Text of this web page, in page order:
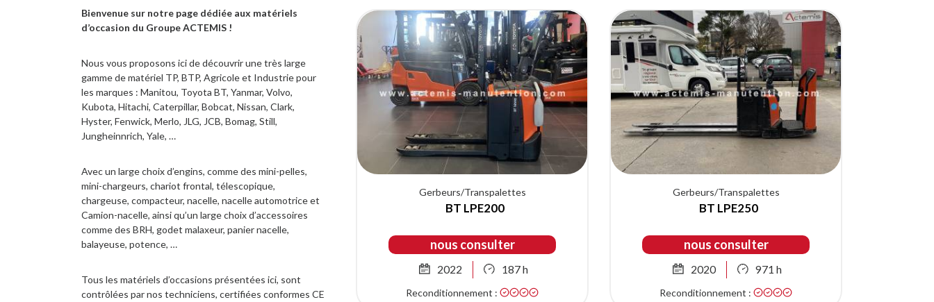
Bienvenue sur notre page dédiée aux matériels
d’occasion du Groupe ACTEMIS !
Nous vous proposons ici de découvrir une très large
gamme de matériel TP, BTP, Agricole et Industrie pour
les marques : Manitou, Toyota BT, Yanmar, Volvo,
Kubota, Hitachi, Caterpillar, Bobcat, Nissan, Clark,
Hyster, Fenwick, Merlo, JLG, JCB, Bomag, Still,
Jungheinnrich, Yale, …
Avec un large choix d’engins, comme des mini-pelles,
mini-chargeurs, chariot frontal, télescopique,
chargeuse, compacteur, nacelle, nacelle automotrice et
Camion-nacelle, ainsi qu’un large choix d’accessoires
comme des BRH, godet malaxeur, panier nacelle,
balayeuse, potence, …
Tous les matériels d’occasions présentées ici, sont
contrôlées par nos techniciens, certifiées conformes CE
Gerbeurs/Transpalettes
BT LPE200
nous consulter
2022 187 h
Reconditionnement :
Gerbeurs/Transpalettes
BT LPE250
nous consulter
2020 971 h
Reconditionnement :